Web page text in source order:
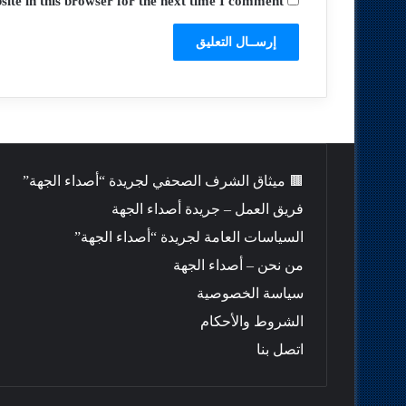
🟫 ميثاق الشرف الصحفي لجريدة “أصداء الجهة”
فريق العمل – جريدة أصداء الجهة
السياسات العامة لجريدة “أصداء الجهة”
من نحن – أصداء الجهة
سياسة الخصوصية
الشروط والأحكام
اتصل بنا